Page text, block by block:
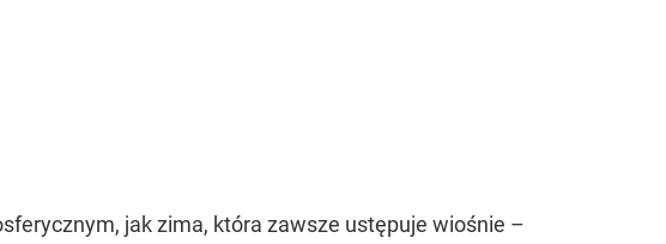
jak zima, która zawsze ustępuje wiośnie –